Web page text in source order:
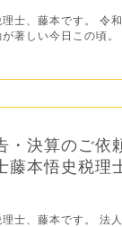
士、藤本です。 令
著しい今日この頃
・決算のご依
藤本悟史税理
士、藤本です。 法